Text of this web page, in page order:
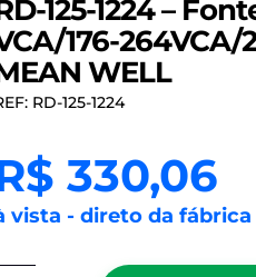
125-1224 –
176-264VCA/
WELL
RD-125-1224
330,06
vista - direto da fábrica